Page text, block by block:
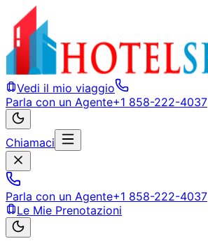
Vedi il mio viaggio
Parla con un Agente+1 858-222-4037
Chiamaci
Parla con un Agente+1 858-222-4037
Le Mie Prenotazioni